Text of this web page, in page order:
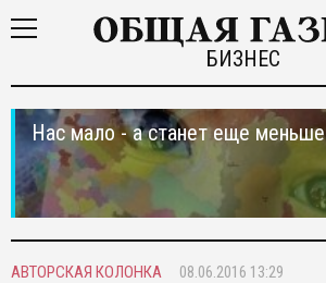
БИЗНЕС
Нас мало - а станет еще меньше
АВТОРСКАЯ КОЛОНКА 08.06.2016 13:29